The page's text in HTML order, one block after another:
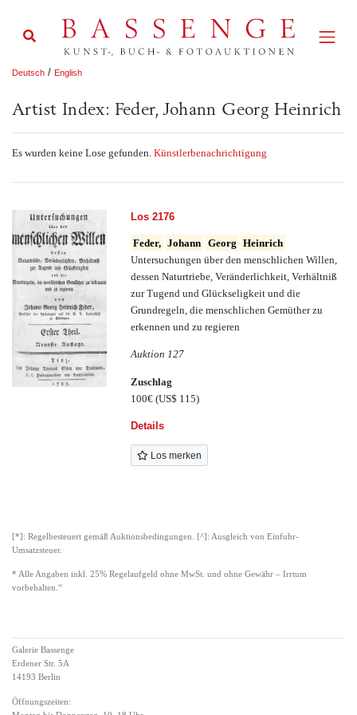
Deutsch / English
Artist Index: Feder, Johann Georg Heinrich
Es wurden keine Lose gefunden. Künstlerbenachrichtigung
Los 2176
Feder, Johann Georg Heinrich
Untersuchungen über den menschlichen Willen,
dessen Naturtriebe, Veränderlichkeit, Verhältniß
zur Tugend und Glückseligkeit und die
Grundregeln, die menschlichen Gemüther zu
erkennen und zu regieren
Auktion 127
Zuschlag
100€(US$ 115)
Details
Los merken
[*]: Regelbesteuert gemäß Auktionsbedingungen. [^]: Ausgleich von Einfuhr-
Umsatzsteuer.
* Alle Angaben inkl. 25% Regelaufgeld ohne MwSt. und ohne Gewähr – Irrtum
vorbehalten.“
Galerie Bassenge
Erdener Str. 5A
14193 Berlin
Öffnungszeiten: